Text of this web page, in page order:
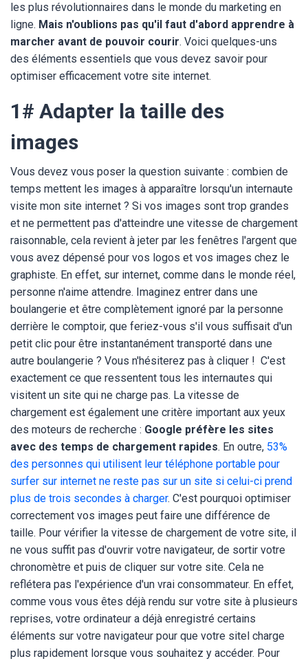
les plus révolutionnaires dans le monde du marketing en
ligne. Mais n'oublions pas qu'il faut d'abord apprendre à
marcher avant de pouvoir courir. Voici quelques-uns
des éléments essentiels que vous devez savoir pour
optimiser efficacement votre site internet.
1# Adapter la taille des
images
Vous devez vous poser la question suivante : combien de
temps mettent les images à apparaître lorsqu'un internaute
visite mon site internet ? Si vos images sont trop grandes
et ne permettent pas d'atteindre une vitesse de chargement
raisonnable, cela revient à jeter par les fenêtres l'argent que
vous avez dépensé pour vos logos et vos images chez le
graphiste. En effet, sur internet, comme dans le monde réel,
personne n'aime attendre. Imaginez entrer dans une
boulangerie et être complètement ignoré par la personne
derrière le comptoir, que feriez-vous s'il vous suffisait d'un
petit clic pour être instantanément transporté dans une
autre boulangerie ? Vous n'hésiterez pas à cliquer ! C'est
exactement ce que ressentent tous les internautes qui
visitent un site qui ne charge pas. La vitesse de
chargement est également une critère important aux yeux
des moteurs de recherche : Google préfère les sites
avec des temps de chargement rapides. En outre, 53%
des personnes qui utilisent leur téléphone portable pour
surfer sur internet ne reste pas sur un site si celui-ci prend
plus de trois secondes à charger. C'est pourquoi optimiser
correctement vos images peut faire une différence de
taille. Pour vérifier la vitesse de chargement de votre site, il
ne vous suffit pas d'ouvrir votre navigateur, de sortir votre
chronomètre et puis de cliquer sur votre site. Cela ne
reflétera pas l'expérience d'un vrai consommateur. En effet,
comme vous vous êtes déjà rendu sur votre site à plusieurs
reprises, votre ordinateur a déjà enregistré certains
éléments sur votre navigateur pour que votre sitel charge
plus rapidement lorsque vous souhaitez y accéder. Pour